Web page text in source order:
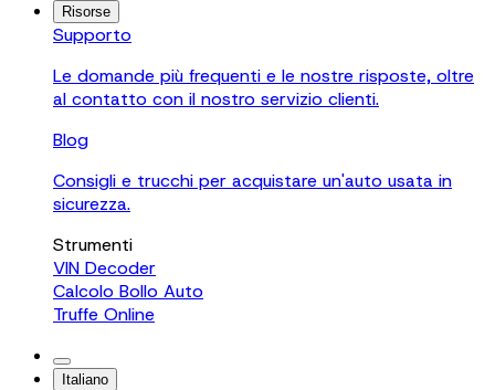
Risorse
Supporto
Le domande più frequenti e le nostre risposte, oltre
al contatto con il nostro servizio clienti.
Blog
Consigli e trucchi per acquistare un'auto usata in
sicurezza.
Strumenti
VIN Decoder
Calcolo Bollo Auto
Truffe Online
Italiano